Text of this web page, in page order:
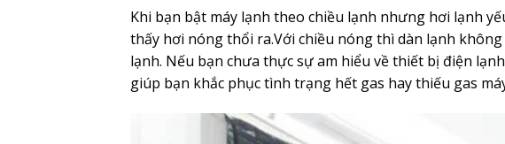
Khi bạn bật máy lạnh theo chiều lạnh nhưng hơi lạnh
thấy hơi nóng thổi ra.Với chiều nóng thì dàn lạnh
lạnh. Nếu bạn chưa thực sự am hiểu về thiết bị điện
giúp bạn khắc phục tình trạng hết gas hay thiếu gas